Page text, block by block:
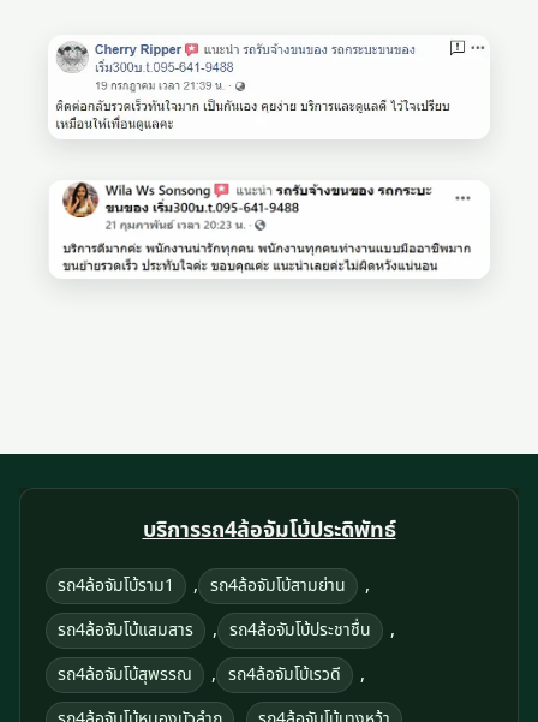
บริการรถ4ล้อจัมโบ้ประดิพัทธ์
รถ4ล้อจัมโบ้ราม1 , รถ4ล้อจัมโบ้สามย่าน ,
รถ4ล้อจัมโบ้แสมสาร , รถ4ล้อจัมโบ้ประชาชื่น ,
รถ4ล้อจัมโบ้สุพรรณ , รถ4ล้อจัมโบ้เรวดี ,